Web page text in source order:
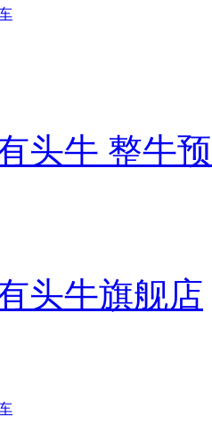
头牛 整牛
头牛旗舰店